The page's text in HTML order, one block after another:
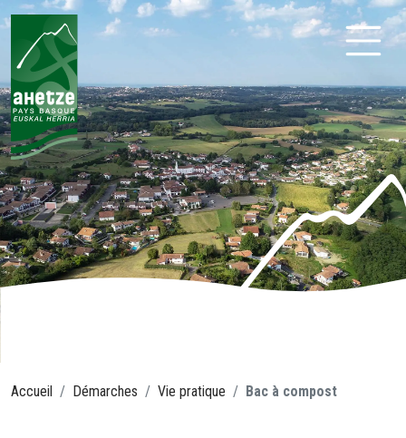
Aller
contenu
Ahetze
Accueil Démarches Vie pratique Bac à compost